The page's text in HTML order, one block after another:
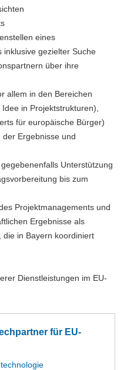
eines
inklusive gezielter Suche
über ihre
allem in den Bereichen
in Projektstrukturen),
für europäische Bürger)
Ergebnisse und
Unterstützung
bis zum
Projektmanagements und
Ergebnisse als
die in Bayern koordiniert
Dienstleistungen im EU-
für EU-